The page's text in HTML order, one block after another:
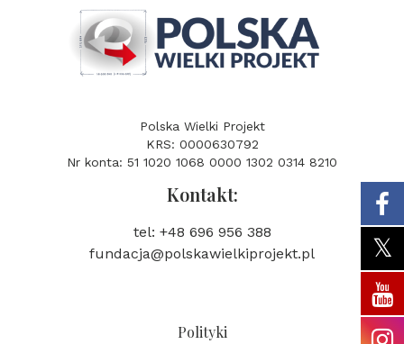
Polska Wielki Projekt
KRS: 0000630792
Nr konta: 51 1020 1068 0000 1302 0314 8210
Kontakt:
tel: +48 696 956 388
fundacja@polskawielkiprojekt.pl
Polityki